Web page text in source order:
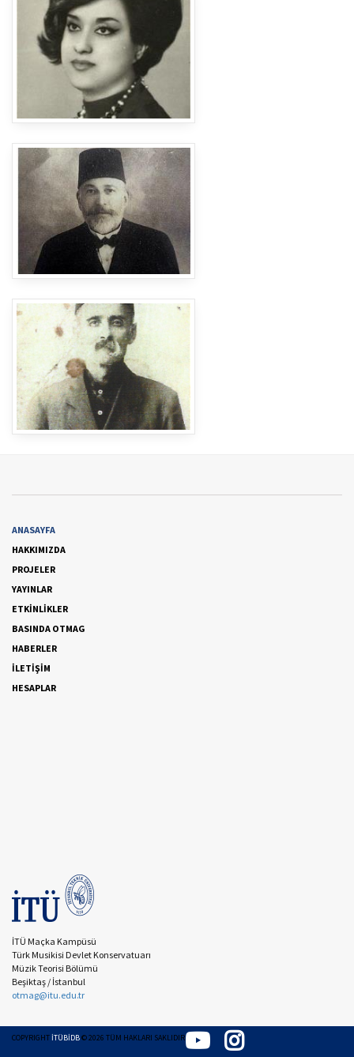
ANASAYFA
HAKKIMIZDA
PROJELER
YAYINLAR
ETKİNLİKLER
BASINDA OTMAG
HABERLER
İLETİŞİM
HESAPLAR
İTÜ Maçka Kampüsü
Türk Musikisi Devlet Konservatuarı
Müzik Teorisi Bölümü
Beşiktaş / İstanbul
otmag@itu.edu.tr
COPYRIGHTİTÜBİDB©2026 TÜM HAKLARI SAKLIDIR